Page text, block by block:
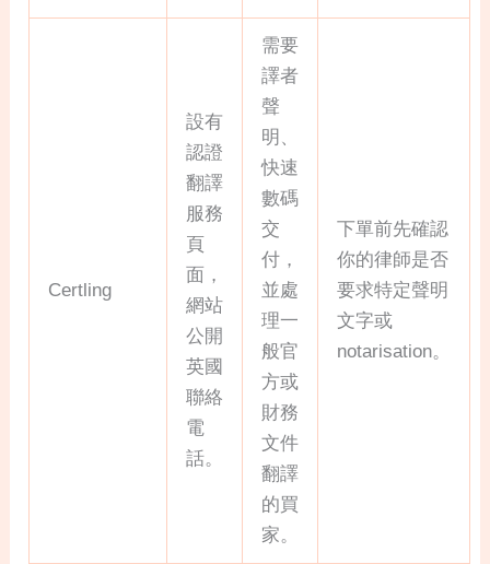
Certling
設有
認證
翻譯
服務
頁
面，
網站
公開
英國
聯絡
電
話。
需要
譯者
聲
明、
快速
數碼
交
付，
並處
理一
般官
方或
財務
文件
翻譯
的買
家。
下單前先確認
你的律師是否
要求特定聲明
文字或
notarisation。